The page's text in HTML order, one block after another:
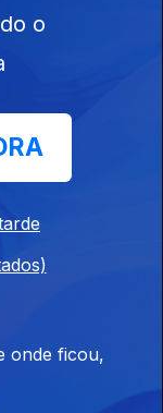
Riego”
de la
o
onde ficou,